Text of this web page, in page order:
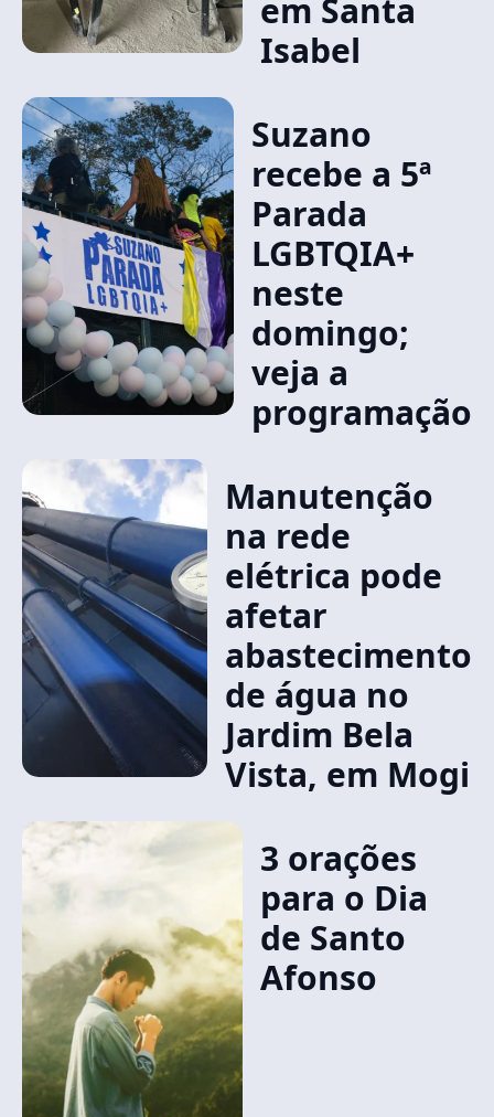
em Santa
Isabel
Suzano
recebe a 5ª
Parada
LGBTQIA+
neste
domingo;
veja a
programação
Manutenção
na rede
elétrica pode
afetar
abastecimento
de água no
Jardim Bela
Vista, em Mogi
3 orações
para o Dia
de Santo
Afonso